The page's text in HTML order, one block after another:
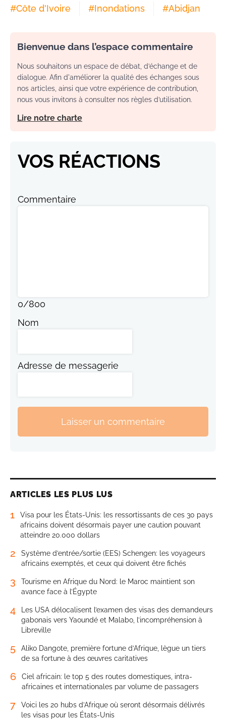
#Côte d'Ivoire #Inondations #Abidjan
Bienvenue dans l’espace commentaire
Nous souhaitons un espace de débat, d’échange et de
dialogue. Afin d'améliorer la qualité des échanges sous
nos articles, ainsi que votre expérience de contribution,
nous vous invitons à consulter nos règles d’utilisation.
Lire notre charte
VOS RÉACTIONS
Commentaire
0/800
Nom
Adresse de messagerie
Laisser un commentaire
ARTICLES LES PLUS LUS
1
Visa pour les États-Unis: les ressortissants de ces 30 pays
africains doivent désormais payer une caution pouvant
atteindre 20.000 dollars
2
Système d’entrée/sortie (EES) Schengen: les voyageurs
africains exemptés, et ceux qui doivent être fichés
3
Tourisme en Afrique du Nord: le Maroc maintient son
avance face à l’Égypte
4
Les USA délocalisent l’examen des visas des demandeurs
gabonais vers Yaoundé et Malabo, l’incompréhension à
Libreville
5
Aliko Dangote, première fortune d’Afrique, lègue un tiers
de sa fortune à des œuvres caritatives
6
Ciel africain: le top 5 des routes domestiques, intra-
africaines et internationales par volume de passagers
7
Voici les 20 hubs d’Afrique où seront désormais délivrés
les visas pour les États-Unis